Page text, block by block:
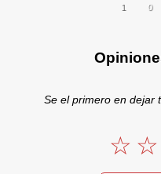
1 0
Se el primero en dejar